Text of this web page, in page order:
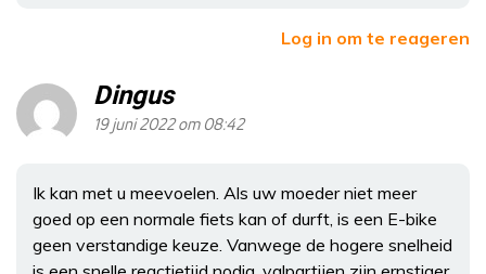
Log in om te reageren
Dingus
19 juni 2022 om 08:42
Ik kan met u meevoelen. Als uw moeder niet meer
goed op een normale fiets kan of durft, is een E-bike
geen verstandige keuze. Vanwege de hogere snelheid